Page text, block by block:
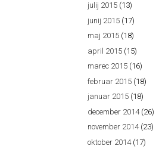
julij 2015 (13)
junij 2015 (17)
maj 2015 (18)
april 2015 (15)
marec 2015 (16)
februar 2015 (18)
januar 2015 (18)
december 2014(26)
november 2014(23)
oktober 2014(17)